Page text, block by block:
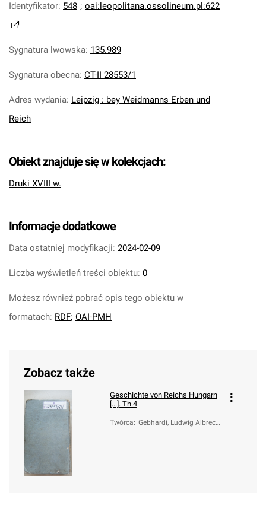
Identyfikator: 548 ; oai:leopolitana.ossolineum.pl:622
Sygnatura lwowska: 135.989
Sygnatura obecna: CT-II 28553/1
Adres wydania: Leipzig : bey Weidmanns Erben und
Reich
Obiekt znajduje się w kolekcjach:
Druki XVIII w.
Informacje dodatkowe
Data ostatniej modyfikacji: 2024-02-09
Liczba wyświetleń treści obiektu: 0
Możesz również pobrać opis tego obiektu w
formatach: RDF; OAI-PMH
Zobacz także
Geschichte von Reichs Hungarn
[...]. Th.4
Twórca: Gebhardi, Ludwig Albrech